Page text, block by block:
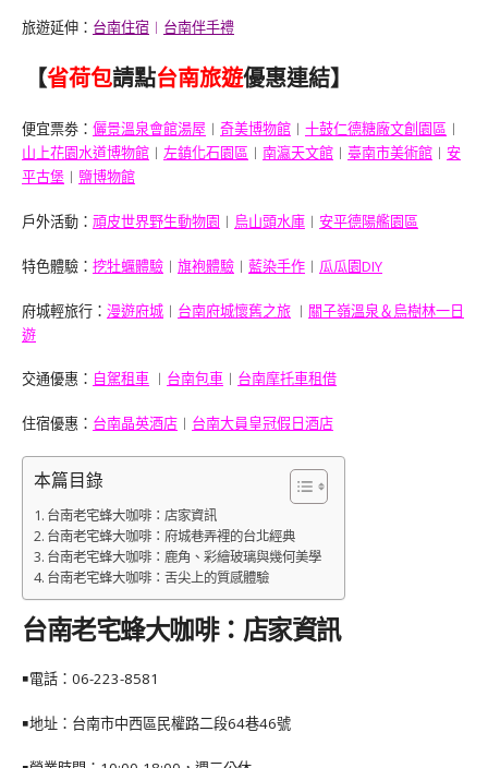
旅遊延伸： 台南住宿 ︱ 台南伴手禮
【省荷包請點台南旅遊優惠連結】
便宜票劵： 儷景溫泉會館湯屋 ︱ 奇美博物館 ︱ 十鼓仁德糖廠文創園區 ︱
山上花園水道博物館 ︱ 左鎮化石園區 ︱ 南瀛天文館 ︱ 臺南市美術館 ︱ 安
平古堡 ︱ 鹽博物館
戶外活動： 頑皮世界野生動物園 ︱ 烏山頭水庫 ︱ 安平德陽艦園區
特色體驗： 挖牡蠣體驗 ︱ 旗袍體驗 ︱ 藍染手作 ︱ 瓜瓜園DIY
府城輕旅行： 漫遊府城 ︱ 台南府城懷舊之旅 ︱ 關子嶺溫泉＆烏樹林一日
遊
交通優惠： 自駕租車 ︱ 台南包車 ︱ 台南摩托車租借
住宿優惠： 台南晶英酒店 ︱ 台南大員皇冠假日酒店
本篇目錄
台南老宅蜂大咖啡：店家資訊
台南老宅蜂大咖啡：府城巷弄裡的台北經典
台南老宅蜂大咖啡：鹿角、彩繪玻璃與幾何美學
台南老宅蜂大咖啡：舌尖上的質感體驗
台南老宅蜂大咖啡：店家資訊
￭電話： 06-223-8581
￭地址：台南市中西區民權路二段64巷46號